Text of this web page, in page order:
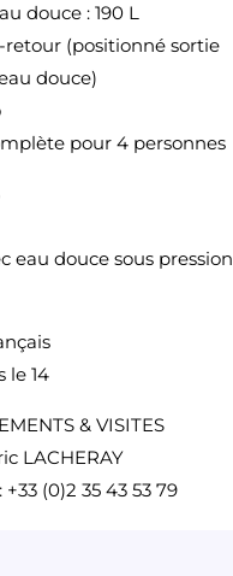
douce : 190 L
(positionné sortie
douce)
pour 4 personnes
eau douce sous pression
le 14
& VISITES
LACHERAY
(0)2 35 43 53 79